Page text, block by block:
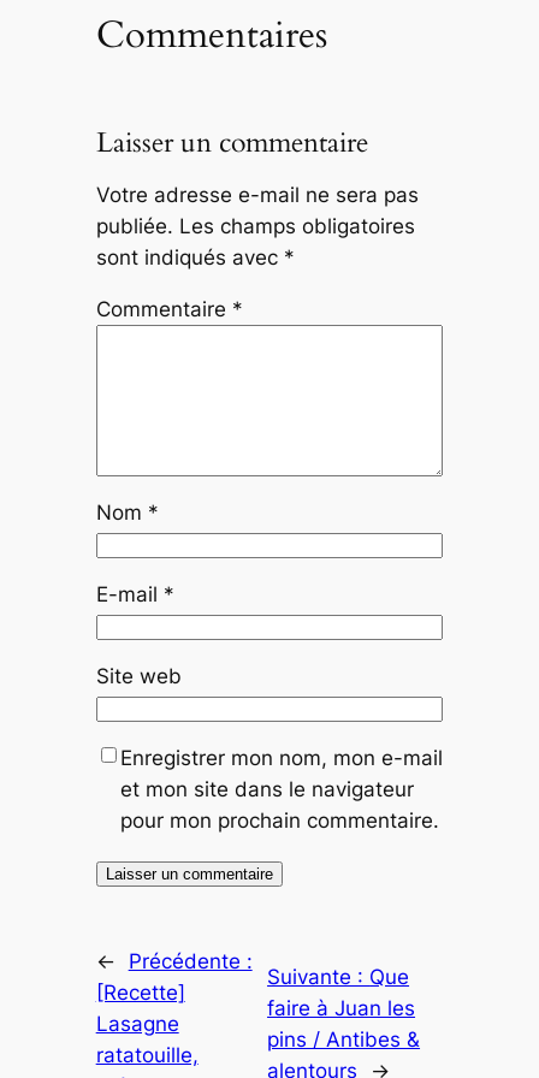
Commentaires
Laisser un commentaire
Votre adresse e-mail ne sera pas
publiée. Les champs obligatoires
sont indiqués avec *
Commentaire *
Nom *
E-mail *
Site web
Enregistrer mon nom, mon e-mail
et mon site dans le navigateur
pour mon prochain commentaire.
←
Précédente :
[Recette]
Lasagne
ratatouille,
Suivante : Que
faire à Juan les
pins / Antibes &
alentours
→